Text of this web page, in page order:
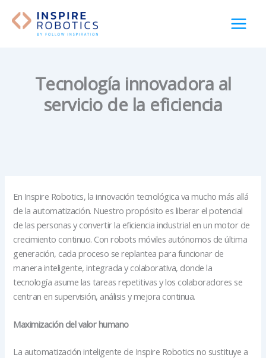
Tecnología innovadora al
servicio de la eficiencia
En Inspire Robotics, la innovación tecnológica va mucho más allá
de la automatización. Nuestro propósito es liberar el potencial
de las personas y convertir la eficiencia industrial en un motor de
crecimiento continuo. Con robots móviles autónomos de última
generación, cada proceso se replantea para funcionar de
manera inteligente, integrada y colaborativa, donde la
tecnología asume las tareas repetitivas y los colaboradores se
centran en supervisión, análisis y mejora continua.
Maximización del valor humano
La automatización inteligente de Inspire Robotics no sustituye a